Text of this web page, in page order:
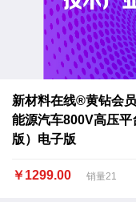
新材料在线®黄钻会
能源汽车800V高压
版）电子版
￥1299.00 销量21